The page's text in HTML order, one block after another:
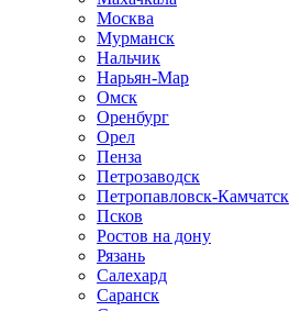
Москва
Мурманск
Нальчик
Нарьян-Мар
Омск
Оренбург
Орел
Пенза
Петрозаводск
Петропавловск-Камчатск
Псков
Ростов на дону
Рязань
Салехард
Саранск